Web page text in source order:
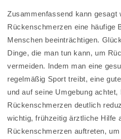
Zusammenfassend kann gesagt
Rückenschmerzen eine häufige
Menschen beeinträchtigen.
Dinge, die man tun kann, um
vermeiden. Indem man eine
regelmäßig Sport treibt, eine
und auf seine Umgebung
Rückenschmerzen deutlich
wichtig, frühzeitig ärztliche Hilfe
Rückenschmerzen auftreten,